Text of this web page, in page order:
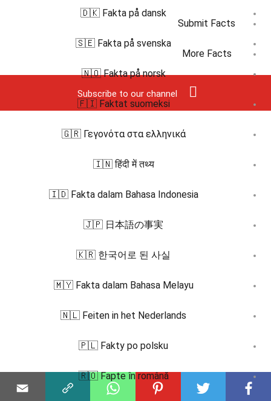
Submit Facts
More Facts
Subscribe to our channel
🇩🇰 Fakta på dansk
🇸🇪 Fakta på svenska
🇳🇴 Fakta på norsk
🇫🇮 Faktat suomeksi
🇬🇷 Γεγονότα στα ελληνικά
🇮🇳 हिंदी में तथ्य
🇮🇩 Fakta dalam Bahasa Indonesia
🇯🇵 日本語の事実
🇰🇷 한국어로 된 사실
🇲🇾 Fakta dalam Bahasa Melayu
🇳🇱 Feiten in het Nederlands
🇵🇱 Fakty po polsku
🇷🇴 Fapte în română